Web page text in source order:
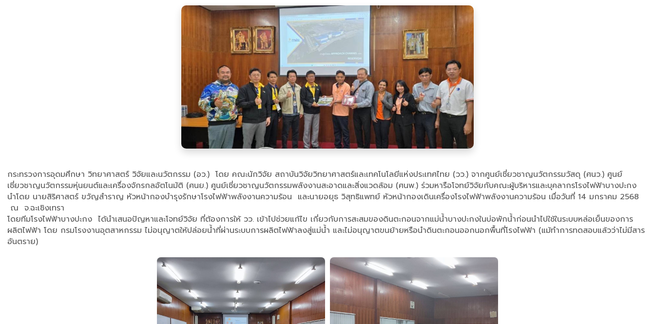
กระทรวงการอุดมศึกษา วิทยาศาสตร์ วิจัยและนวัตกรรม (อว.) โดย คณะนักวิจัย สถาบันวิจัยวิทยาศาสตร์และเทคโนโลยีแห่งประเทศไทย (วว.) จากศูนย์เชี่ยวชาญนวัตกรรมวัสดุ (ศนว.) ศูนย์
เชี่ยวชาญนวัตกรรมหุ่นยนต์และเครื่องจักรกลอัตโนมัติ (ศนย.) ศูนย์เชี่ยวชาญนวัตกรรมพลังงานสะอาดและสิ่งแวดล้อม (ศนพ.) ร่วมหารือโจทย์วิจัยกับคณะผู้บริหารและบุคลากรโรงไฟฟ้าบางปะกง
นำโดย นายสิริศาสตร์ ขวัญสำราญ หัวหน้ากองบำรุงรักษาโรงไฟฟ้าพลังงานความร้อน และนายอยุธ วิสุทธิแพทย์ หัวหน้ากองเดินเครื่องโรงไฟฟ้าพลังงานความร้อน เมื่อวันที่ 14 มกราคม 2568
ณ จ.ฉะเชิงเทรา
โดยทีมโรงไฟฟ้าบางปะกง ได้นำเสนอปัญหาและโจทย์วิจัย ที่ต้องการให้ วว. เข้าไปช่วยแก้ไข เกี่ยวกับการสะสมของดินตะกอนจากแม่น้ำบางปะกงในบ่อพักน้ำก่อนนำไปใช้ในระบบหล่อเย็นของการ
ผลิตไฟฟ้า โดย กรมโรงงานอุตสาหกรรม ไม่อนุญาตให้ปล่อยน้ำที่ผ่านระบบการผลิตไฟฟ้าลงสู่แม่น้ำ และไม่อนุญาตขนย้ายหรือนำดินตะกอนออกนอกพื้นที่โรงไฟฟ้า (แม้ทำการทดสอบแล้วว่าไม่มีสาร
อันตราย)